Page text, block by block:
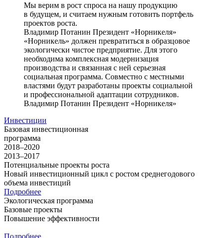
Мы верим в рост спроса на нашу продукцию
в будущем, и считаем нужным готовить портфель
проектов роста.
Владимир Потанин Президент «Норникеля»
«Норникель» должен превратиться в образцовое
экологически чистое предприятие. Для этого
необходима комплексная модернизация
производства и связанная с ней серьезная
социальная программа. Совместно с местными
властями будут разработаны проекты социальной
и профессиональной адаптации сотрудников.
Владимир Потанин Президент «Норникеля»
Инвестиции
Базовая инвестиционная
программа
2018–2020
2013–2017
Потенциальные проекты роста
Новый инвестиционный цикл с ростом среднегодового
объема инвестиций
Подробнее
Экологическая программа
Базовые проекты
Повышение эффективности
Подробнее